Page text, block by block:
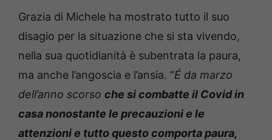
Grazia di Michele ha mostrato tutto il suo
disagio per la situazione che si sta vivendo,
nella sua quotidianità è subentrata la paura,
ma anche l’angoscia e l’ansia. “É da marzo
dell’anno scorso che si combatte il Covid in
casa nonostante le precauzioni e le
attenzioni e tutto questo comporta paura,